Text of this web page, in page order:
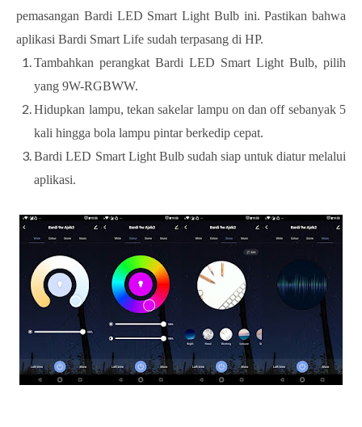
pemasangan Bardi LED Smart Light Bulb ini. Pastikan bahwa
aplikasi Bardi Smart Life sudah terpasang di HP.
Tambahkan perangkat Bardi LED Smart Light Bulb, pilih
yang 9W-RGBWW.
Hidupkan lampu, tekan sakelar lampu on dan off sebanyak 5
kali hingga bola lampu pintar berkedip cepat.
Bardi LED Smart Light Bulb sudah siap untuk diatur melalui
aplikasi.